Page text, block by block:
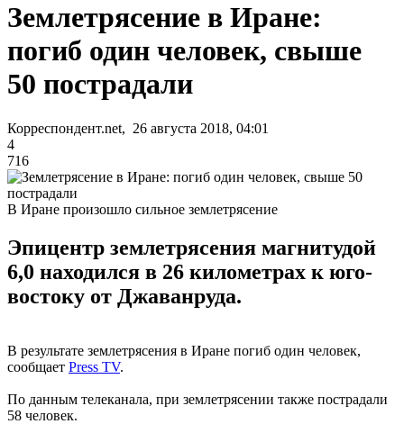
Землетрясение в Иране:
погиб один человек, свыше
50 пострадали
Корреспондент.net, 26 августа 2018, 04:01
4
716
В Иране произошло сильное землетрясение
Эпицентр землетрясения магнитудой
6,0 находился в 26 километрах к юго-
востоку от Джаванруда.
В результате землетрясения в Иране погиб один человек,
сообщает Press TV.
По данным телеканала, при землетрясении также пострадали
58 человек.